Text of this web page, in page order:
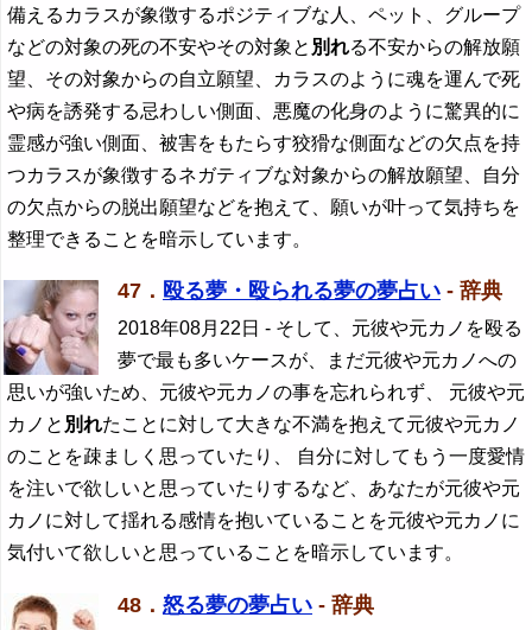
備えるカラスが象徴するポジティブな人、ペット、グループ
などの対象の死の不安やその対象と 別れる不安からの解放願
望、その対象からの自立願望、カラスのように魂を運んで死
や病を誘発する忌わしい側面、悪魔の化身のように驚異的に
霊感が強い側面、被害をもたらす狡猾な側面などの欠点を持
つカラスが象徴するネガティブな対象からの解放願望、自分
の欠点からの脱出願望などを抱えて、願いが叶って気持ちを
整理できることを暗示しています。
47． 殴る夢・殴られる夢の夢占い - 辞典
2018年08月22日 - そして、元彼や元カノを殴る
夢で最も多いケースが、まだ元彼や元カノへの
思いが強いため、元彼や元カノの事を忘れられず、 元彼や元
カノと 別れたことに対して大きな不満を抱えて元彼や元カノ
のことを疎ましく思っていたり、 自分に対してもう一度愛情
を注いで欲しいと思っていたりするなど、あなたが元彼や元
カノに対して揺れる感情を抱いていることを元彼や元カノに
気付いて欲しいと思っていることを暗示しています。
48． 怒る夢の夢占い - 辞典